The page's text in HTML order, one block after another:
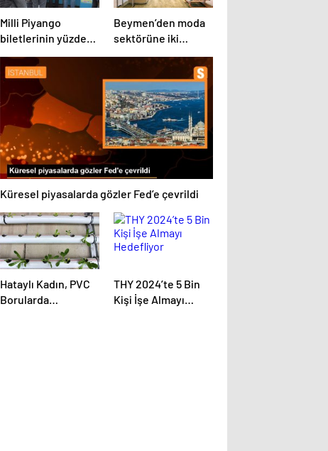
Milli Piyango
biletlerinin yüzde
Beymen’den moda
sektörüne iki
Küresel piyasalarda gözler Fed’e çevrildi
Hataylı Kadın, PVC
Borularda
THY 2024’te 5 Bin
Kişi İşe Almayı